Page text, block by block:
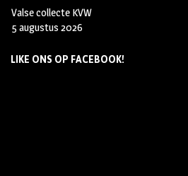
Valse collecte KVW
5 augustus 2026
LIKE ONS OP FACEBOOK!